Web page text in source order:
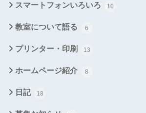
スマートフォンいろいろ 10
教室について語る 6
プリンター・印刷 13
ホームページ紹介 8
日記 18